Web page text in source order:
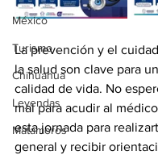
México
Turismo
Chihuahua
Leyendas
Matamoros
La prevención y el
la salud son clave para
calidad de vida. No
mal para acudir al
esta jornada para
general y recibir